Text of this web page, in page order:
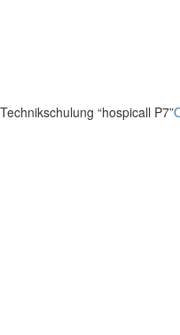
Technikschulung “hospicall P7”